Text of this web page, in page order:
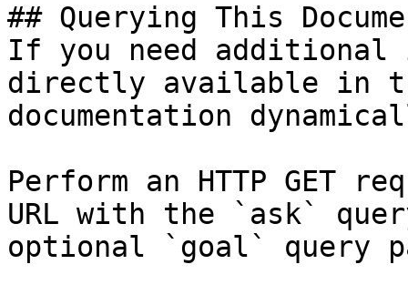
## Querying This
If you need
directly available in
documentation
Perform an HTTP GET
URL with the `ask`
optional `goal` query